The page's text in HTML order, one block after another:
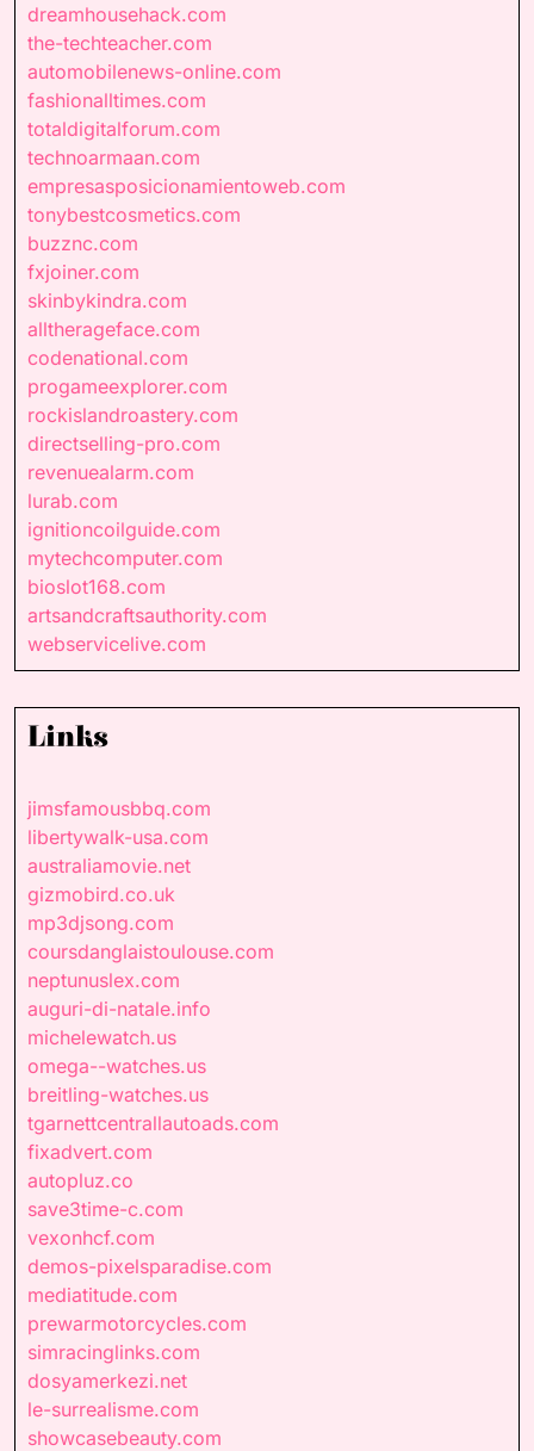
dreamhousehack.com
the-techteacher.com
automobilenews-online.com
fashionalltimes.com
totaldigitalforum.com
technoarmaan.com
empresasposicionamientoweb.com
tonybestcosmetics.com
buzznc.com
fxjoiner.com
skinbykindra.com
alltherageface.com
codenational.com
progameexplorer.com
rockislandroastery.com
directselling-pro.com
revenuealarm.com
lurab.com
ignitioncoilguide.com
mytechcomputer.com
bioslot168.com
artsandcraftsauthority.com
webservicelive.com
Links
jimsfamousbbq.com
libertywalk-usa.com
australiamovie.net
gizmobird.co.uk
mp3djsong.com
coursdanglaistoulouse.com
neptunuslex.com
auguri-di-natale.info
michelewatch.us
omega--watches.us
breitling-watches.us
tgarnettcentrallautoads.com
fixadvert.com
autopluz.co
save3time-c.com
vexonhcf.com
demos-pixelsparadise.com
mediatitude.com
prewarmotorcycles.com
simracinglinks.com
dosyamerkezi.net
le-surrealisme.com
showcasebeauty.com